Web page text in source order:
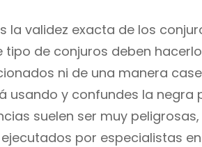
la validez exacta de los
tipo de conjuros deben
ni de una manera
usando y confundes la negra
suelen ser muy
por especialistas